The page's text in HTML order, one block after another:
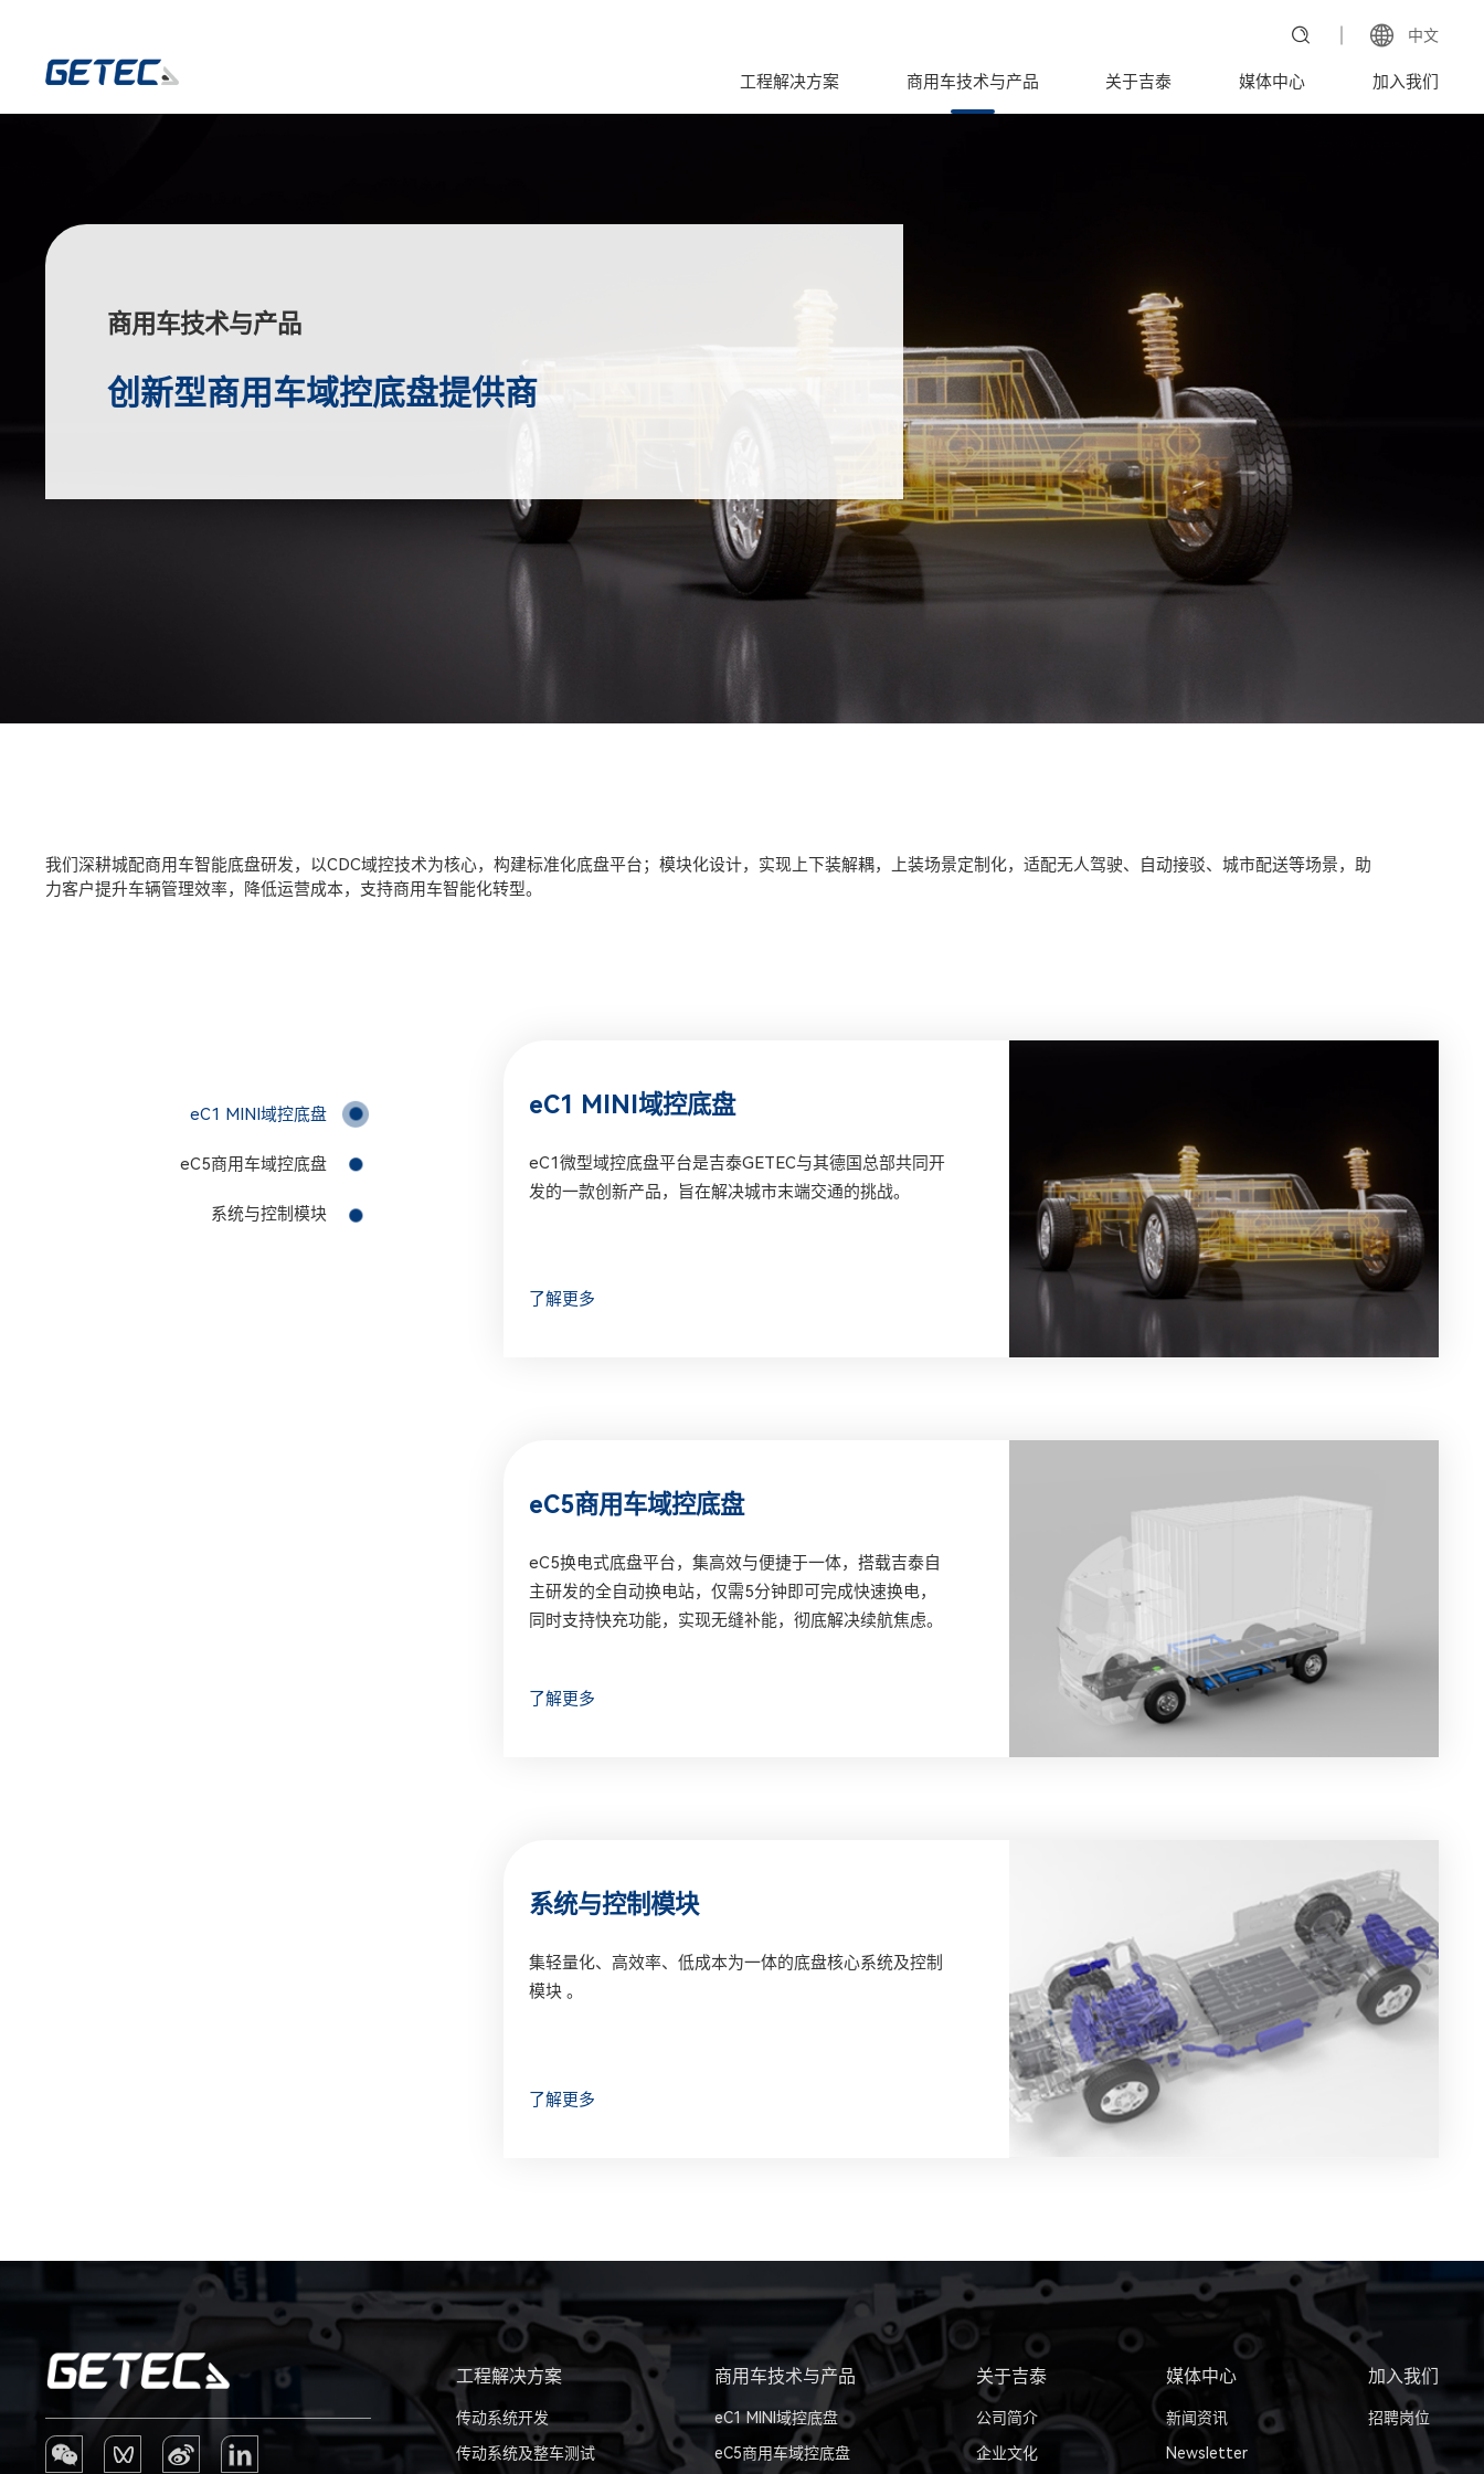
中文
工程解决方案 商用车技术与产品 关于吉泰 媒体中心 加入我们
商用车技术与产品
创新型商用车域控底盘提供商
我们深耕城配商用车智能底盘研发，以CDC域控技术为核心，构建标准化底盘平台；模块化设计，实现上下装解耦，上装场景定制化，适配无人驾驶、自动接驳、城市配送等场景，助
力客户提升车辆管理效率，降低运营成本，支持商用车智能化转型。
eC1 MINI域控底盘
eC5商用车域控底盘
系统与控制模块
eC1 MINI域控底盘
eC1微型域控底盘平台是吉泰GETEC与其德国总部共同开
发的一款创新产品，旨在解决城市末端交通的挑战。
了解更多
eC5商用车域控底盘
eC5换电式底盘平台，集高效与便捷于一体，搭载吉泰自
主研发的全自动换电站，仅需5分钟即可完成快速换电，
同时支持快充功能，实现无缝补能，彻底解决续航焦虑。
了解更多
系统与控制模块
集轻量化、高效率、低成本为一体的底盘核心系统及控制
模块 。
了解更多
工程解决方案
传动系统开发
传动系统及整车测试
商用车技术与产品
eC1 MINI域控底盘
eC5商用车域控底盘
关于吉泰
公司简介
企业文化
媒体中心
新闻资讯
Newsletter
加入我们
招聘岗位